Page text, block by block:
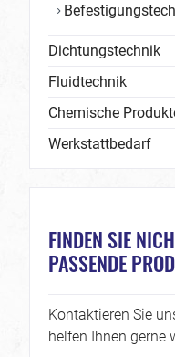
Dichtungstechnik
Fluidtechnik
Chemische
Werkstattbedarf
FINDEN SIE
PASSENDE
Kontaktieren Sie
helfen Ihnen gerne